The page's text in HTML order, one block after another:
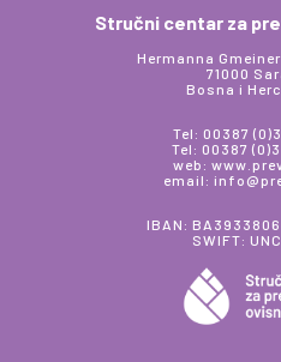
Stručni centar za
Hermanna
71000
Bosna i
Tel: 00387
Tel: 00387
web:
email:
IBAN:
SWIFT: